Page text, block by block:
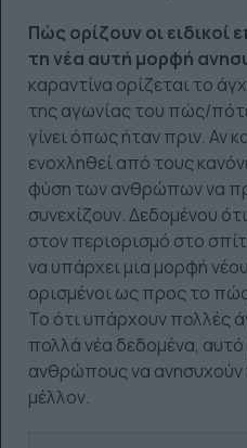
Πώς ορίζουν οι ειδικοί
τη νέα αυτή μορφή
καραντίνα ορίζεται το
της αγωνίας του πώς/
γίνει όπως ήταν πριν. Αν
ενοχληθεί από τους
φύση των ανθρώπων να
συνεχίζουν. Δεδομένου
στον περιορισμό στο
να υπάρχει μια μορφή
ορισμένοι ως προς το
Το ότι υπάρχουν πολλές
πολλά νέα δεδομένα, αυτό
ανθρώπους να ανησυχούν
μέλλον.